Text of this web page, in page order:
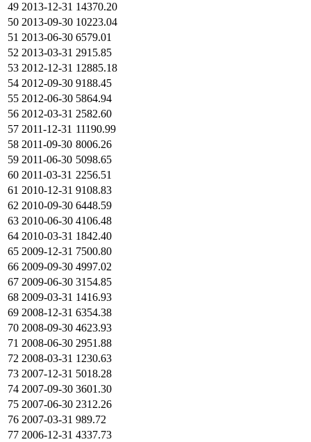
49 2013-12-31 14370.20
50 2013-09-30 10223.04
51 2013-06-30 6579.01
52 2013-03-31 2915.85
53 2012-12-31 12885.18
54 2012-09-30 9188.45
55 2012-06-30 5864.94
56 2012-03-31 2582.60
57 2011-12-31 11190.99
58 2011-09-30 8006.26
59 2011-06-30 5098.65
60 2011-03-31 2256.51
61 2010-12-31 9108.83
62 2010-09-30 6448.59
63 2010-06-30 4106.48
64 2010-03-31 1842.40
65 2009-12-31 7500.80
66 2009-09-30 4997.02
67 2009-06-30 3154.85
68 2009-03-31 1416.93
69 2008-12-31 6354.38
70 2008-09-30 4623.93
71 2008-06-30 2951.88
72 2008-03-31 1230.63
73 2007-12-31 5018.28
74 2007-09-30 3601.30
75 2007-06-30 2312.26
76 2007-03-31 989.72
77 2006-12-31 4337.73